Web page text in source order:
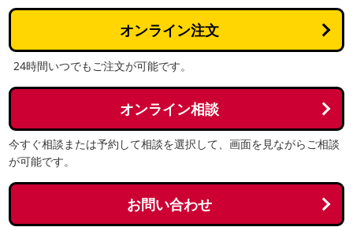
オンライン注文
24時間いつでもご注文が可能です。
オンライン相談
今すぐ相談または予約して相談を選択して、画面を見ながらご相談
が可能です。
お問い合わせ